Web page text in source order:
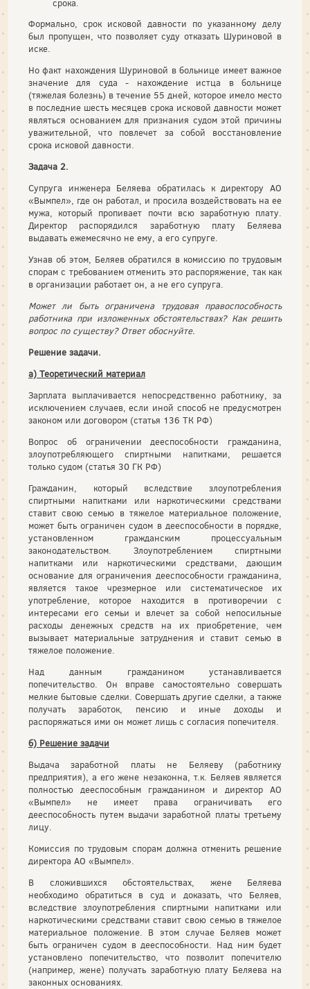
срока.
Формально, срок исковой давности по указанному делу
был пропущен, что позволяет суду отказать Шуриновой в
иске.
Но факт нахождения Шуриновой в больнице имеет важное
значение для суда - нахождение истца в больнице
(тяжелая болезнь) в течение 55 дней, которое имело место
в последние шесть месяцев срока исковой давности может
являться основанием для признания судом этой причины
уважительной, что повлечет за собой восстановление
срока исковой давности.
Задача 2.
Супруга инженера Беляева обратилась к директору АО
«Вымпел», где он работал, и просила воздействовать на ее
мужа, который пропивает почти всю заработную плату.
Директор распорядился заработную плату Беляева
выдавать ежемесячно не ему, а его супруге.
Узнав об этом, Беляев обратился в комиссию по трудовым
спорам с требованием отменить это распоряжение, так как
в организации работает он, а не его супруга.
Может ли быть ограничена трудовая правоспособность
работника при изложенных обстоятельствах? Как решить
вопрос по существу? Ответ обоснуйте.
Решение задачи.
а) Теоретический материал
Зарплата выплачивается непосредственно работнику, за
исключением случаев, если иной способ не предусмотрен
законом или договором (статья 136 ТК РФ)
Вопрос об ограничении дееспособности гражданина,
злоупотребляющего спиртными напитками, решается
только судом (статья 30 ГК РФ)
Гражданин, который вследствие злоупотребления
спиртными напитками или наркотическими средствами
ставит свою семью в тяжелое материальное положение,
может быть ограничен судом в дееспособности в порядке,
установленном гражданским процессуальным
законодательством. Злоупотреблением спиртными
напитками или наркотическими средствами, дающим
основание для ограничения дееспособности гражданина,
является такое чрезмерное или систематическое их
употребление, которое находится в противоречии с
интересами его семьи и влечет за собой непосильные
расходы денежных средств на их приобретение, чем
вызывает материальные затруднения и ставит семью в
тяжелое положение.
Над данным гражданином устанавливается
попечительство. Он вправе самостоятельно совершать
мелкие бытовые сделки. Совершать другие сделки, а также
получать заработок, пенсию и иные доходы и
распоряжаться ими он может лишь с согласия попечителя.
б) Решение задачи
Выдача заработной платы не Беляеву (работнику
предприятия), а его жене незаконна, т.к. Беляев является
полностью дееспособным гражданином и директор АО
«Вымпел» не имеет права ограничивать его
дееспособность путем выдачи заработной платы третьему
лицу.
Комиссия по трудовым спорам должна отменить решение
директора АО «Вымпел».
В сложившихся обстоятельствах, жене Беляева
необходимо обратиться в суд и доказать, что Беляев,
вследствие злоупотребления спиртными напитками или
наркотическими средствами ставит свою семью в тяжелое
материальное положение. В этом случае Беляев может
быть ограничен судом в дееспособности. Над ним будет
установлено попечительство, что позволит попечителю
(например, жене) получать заработную плату Беляева на
законных основаниях.